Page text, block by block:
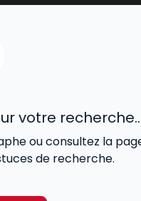
votre
ou consultez la
de recherche.